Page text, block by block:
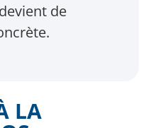
devient de
LA